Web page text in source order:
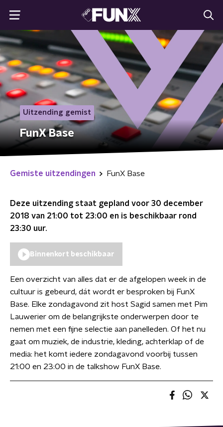
Uitzending gemist
FunX Base
Gemiste uitzendingen FunX Base
Deze uitzending staat gepland voor 30 december
2018 van 21:00 tot 23:00 en is beschikbaar rond
23:30 uur.
Binnenkort beschikbaar
Een overzicht van alles dat er de afgelopen week in de
cultuur is gebeurd, dát wordt er besproken bij FunX
Base. Elke zondagavond zit host Sagid samen met Pim
Lauwerier om de belangrijkste onderwerpen door te
nemen met een fijne selectie aan panelleden. Of het nu
gaat om muziek, de industrie, kleding, achterklap of de
media: het komt iedere zondagavond voorbij tussen
21:00 en 23:00 in de talkshow FunX Base.